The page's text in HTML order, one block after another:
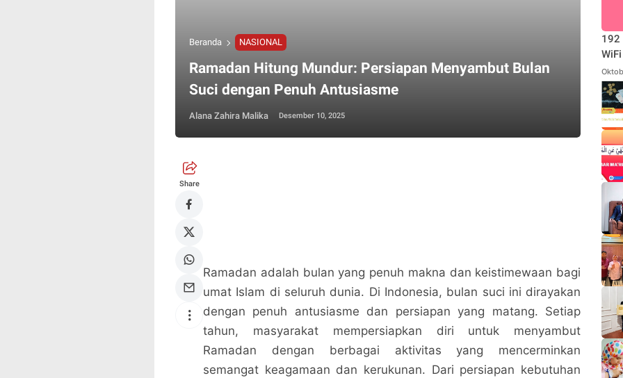
Beranda NASIONAL
Ramadan Hitung Mundur: Persiapan Menyambut Bulan
Suci dengan Penuh Antusiasme
Alana Zahira Malika Desember 10, 2025
Share
Ramadan adalah bulan yang penuh makna dan keistimewaan bagi
umat Islam di seluruh dunia. Di Indonesia, bulan suci ini dirayakan
dengan penuh antusiasme dan persiapan yang matang. Setiap
tahun, masyarakat mempersiapkan diri untuk menyambut
Ramadan dengan berbagai aktivitas yang mencerminkan
semangat keagamaan dan kerukunan. Dari persiapan kebutuhan
192